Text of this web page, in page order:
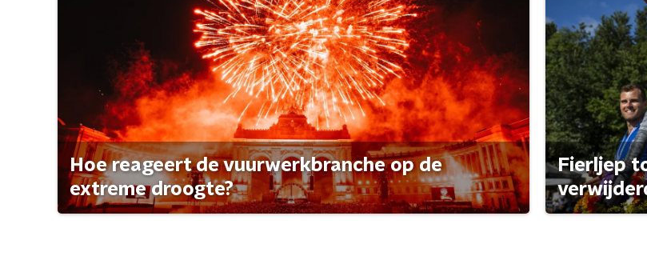
Hoe reageert de vuurwerkbranche op de
extreme droogte?
Fierljep